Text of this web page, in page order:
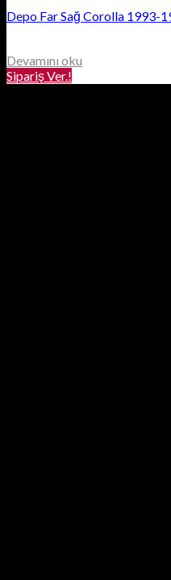
Depo Far Sağ Corolla 1993-
Devamını oku
Sipariş Ver.!